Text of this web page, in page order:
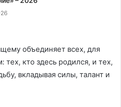
объединяет всех, для
тех, кто здесь родился, и тех,
вкладывая силы, талант и